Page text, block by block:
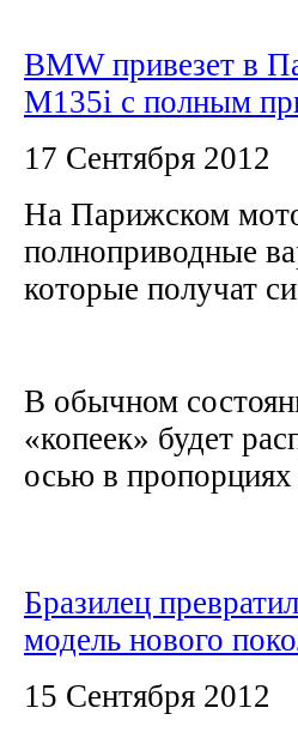
BMW привезет в
M135i с полным
17 Сентября 2012
На Парижском
полноприводные
которые получат
В обычном
«копеек» будет
осью в
Бразилец
модель нового
15 Сентября 2012